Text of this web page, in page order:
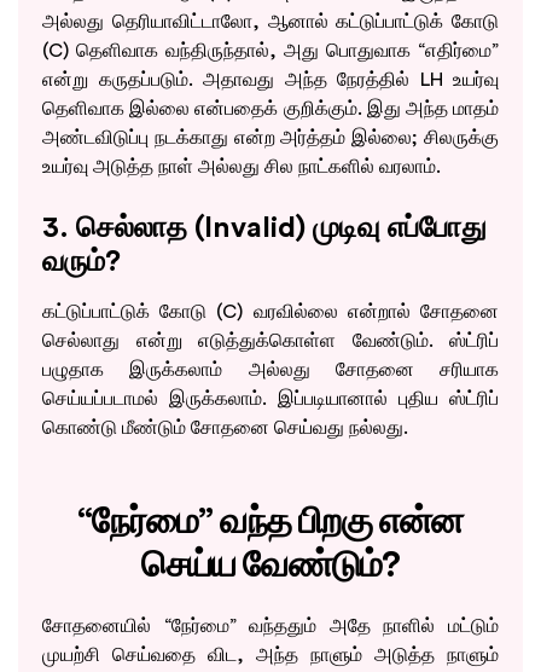
அல்லது தெரியாவிட்டாலோ, ஆனால் கட்டுப்பாட்டுக் கோடு
(C) தெளிவாக வந்திருந்தால், அது பொதுவாக “எதிர்மை”
என்று கருதப்படும். அதாவது அந்த நேரத்தில் LH உயர்வு
தெளிவாக இல்லை என்பதைக் குறிக்கும். இது அந்த மாதம்
அண்டவிடுப்பு நடக்காது என்ற அர்த்தம் இல்லை; சிலருக்கு
உயர்வு அடுத்த நாள் அல்லது சில நாட்களில் வரலாம்.
3. செல்லாத (Invalid) முடிவு எப்போது
வரும்?
கட்டுப்பாட்டுக் கோடு (C) வரவில்லை என்றால் சோதனை
செல்லாது என்று எடுத்துக்கொள்ள வேண்டும். ஸ்ட்ரிப்
பழுதாக இருக்கலாம் அல்லது சோதனை சரியாக
செய்யப்படாமல் இருக்கலாம். இப்படியானால் புதிய ஸ்ட்ரிப்
கொண்டு மீண்டும் சோதனை செய்வது நல்லது.
“நேர்மை” வந்த பிறகு என்ன
செய்ய வேண்டும்?
சோதனையில் “நேர்மை” வந்ததும் அதே நாளில் மட்டும்
முயற்சி செய்வதை விட, அந்த நாளும் அடுத்த நாளும்
Book Appointment
By clicking "Book Appointment", you agree to our Privacy Policy
T&C
Get Zero Interest EMI Options*